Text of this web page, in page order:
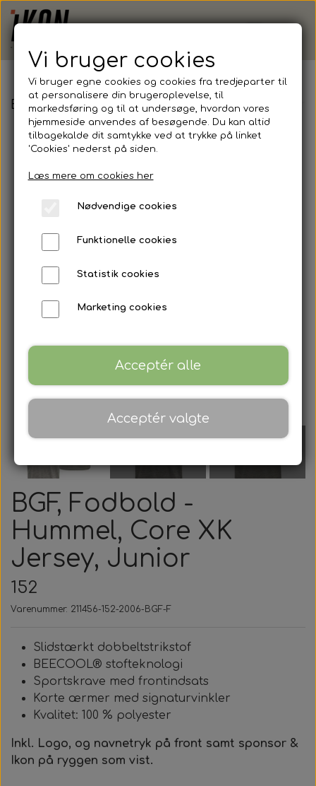
BGF, Fodbold - Hummel, Core XK Jersey, Junior
BGF, Fodbold -
Hummel, Core XK
Jersey, Junior
152
Varenummer: 211456-152-2006-BGF-F
Slidstærkt dobbeltstrikstof
BEECOOL® stofteknologi
Sportskrave med frontindsats
Korte ærmer med signaturvinkler
Kvalitet: 100 % polyester
Inkl. Logo, og navnetryk på front samt sponsor &
Ikon på ryggen som vist.
Vi bruger cookies
Vi bruger egne cookies og cookies fra tredjeparter til
at personalisere din brugeroplevelse, til
markedsføring og til at undersøge, hvordan vores
hjemmeside anvendes af besøgende. Du kan altid
tilbagekalde dit samtykke ved at trykke på linket
'Cookies' nederst på siden.
Læs mere om cookies her
Nødvendige cookies
Funktionelle cookies
Statistik cookies
Marketing cookies
Acceptér alle
Acceptér valgte